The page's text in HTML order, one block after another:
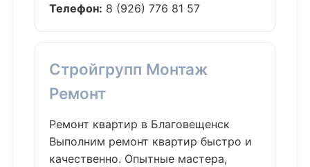
Телефон: 8 (926) 776 81 57
Стройгрупп Монтаж
Ремонт
Ремонт квартир в Благовещенск
Выполним ремонт квартир быстро и
качественно. Опытные мастера,